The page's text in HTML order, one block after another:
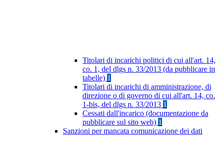
Titolari di incarichi politici di cui all'art. 14,
co. 1, del dlgs n. 33/2013 (da pubblicare in
tabelle) 1
Titolari di incarichi di amministrazione, di
direzione o di governo di cui all'art. 14, co.
1-bis, del dlgs n. 33/2013 1
Cessati dall'incarico (documentazione da
pubblicare sul sito web) 1
Sanzioni per mancata comunicazione dei dati